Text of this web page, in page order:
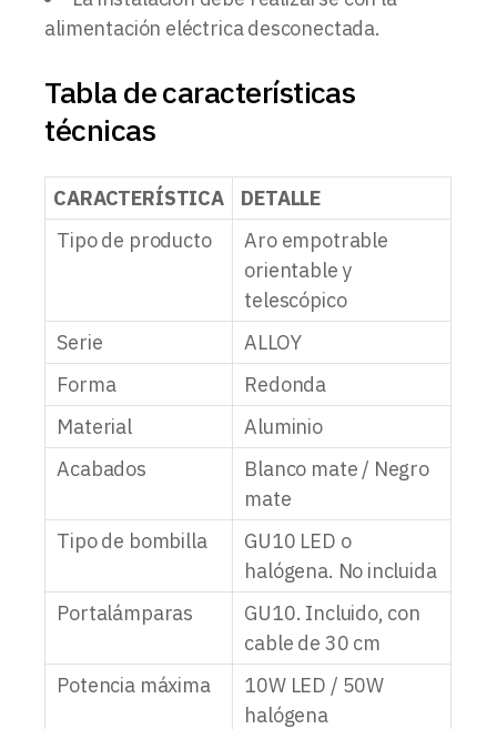
alimentación eléctrica desconectada.
Tabla de características
técnicas
CARACTERÍSTICA
DETALLE
Tipo de producto
Aro empotrable
orientable y
telescópico
Serie
ALLOY
Forma
Redonda
Material
Aluminio
Acabados
Blanco mate / Negro
mate
Tipo de bombilla
GU10 LED o
halógena. No incluida
Portalámparas
GU10. Incluido, con
cable de 30 cm
Potencia máxima
10W LED / 50W
halógena